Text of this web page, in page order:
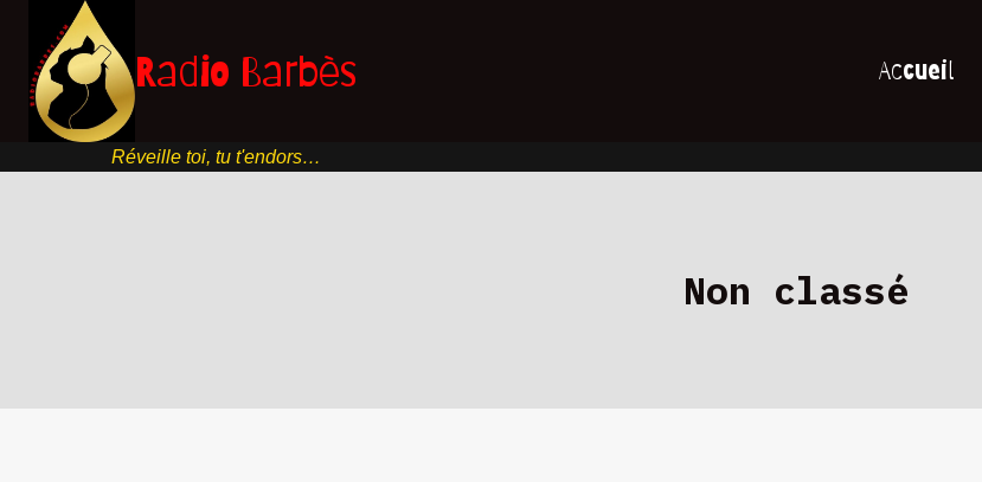
contenu
Radio Barbès Accueil
Réveille toi, tu t'endors…
Non classé